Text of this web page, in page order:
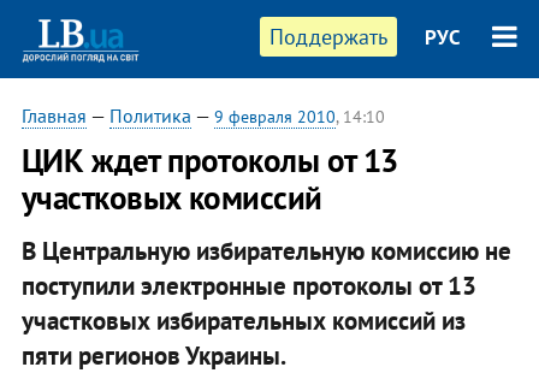
Поддержать РУС
Главная — Политика — 9 февраля 2010, 14:10
ЦИК ждет протоколы от 13
участковых комиссий
В Центральную избирательную комиссию не
поступили электронные протоколы от 13
участковых избирательных комиссий из
пяти регионов Украины.